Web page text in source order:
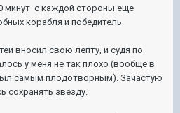
минут с каждой стороны еще
корабля и победитель
вносил свою лепту, и судя по
у меня не так плохо (вообще в
самым плодотворным). Зачастую
сохранять звезду.